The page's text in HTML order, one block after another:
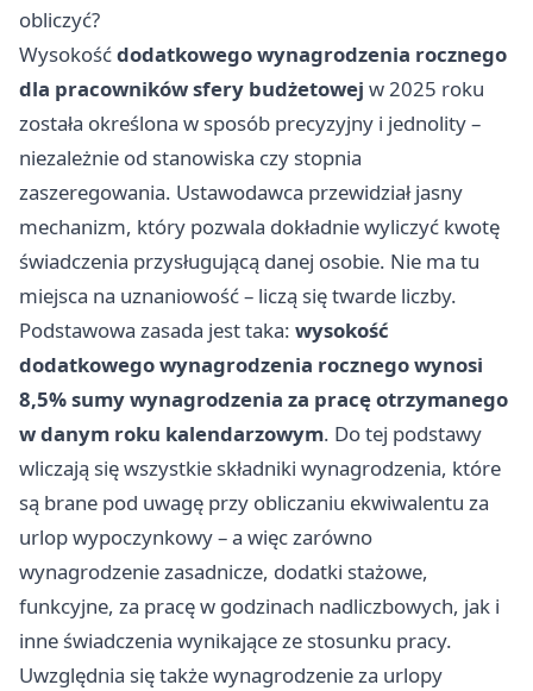
obliczyć?
Wysokośćdodatkowego wynagrodzenia rocznego
dla pracowników sfery budżetowej w 2025 roku
została określona w sposób precyzyjny i jednolity –
niezależnie od stanowiska czy stopnia
zaszeregowania. Ustawodawca przewidział jasny
mechanizm, który pozwala dokładnie wyliczyć kwotę
świadczenia przysługującą danej osobie. Nie ma tu
miejsca na uznaniowość – liczą się twarde liczby.
Podstawowa zasada jest taka: wysokość
dodatkowego wynagrodzenia rocznego wynosi
8,5% sumy wynagrodzenia za pracę otrzymanego
w danym roku kalendarzowym. Do tej podstawy
wliczają się wszystkie składniki wynagrodzenia, które
są brane pod uwagę przy obliczaniu ekwiwalentu za
urlop wypoczynkowy – a więc zarówno
wynagrodzenie zasadnicze, dodatki stażowe,
funkcyjne, za pracę w godzinach nadliczbowych, jak i
inne świadczenia wynikające ze stosunku pracy.
Uwzględnia się także wynagrodzenie za urlopy